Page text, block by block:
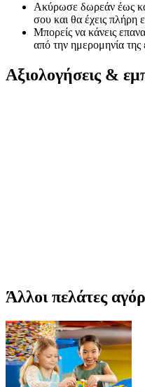
Ακύρωσε δωρεάν έως
σου και θα έχεις πλήρη
Μπορείς να κάνεις
από την ημερομηνία
Αξιολογήσεις &
Άλλοι πελάτες